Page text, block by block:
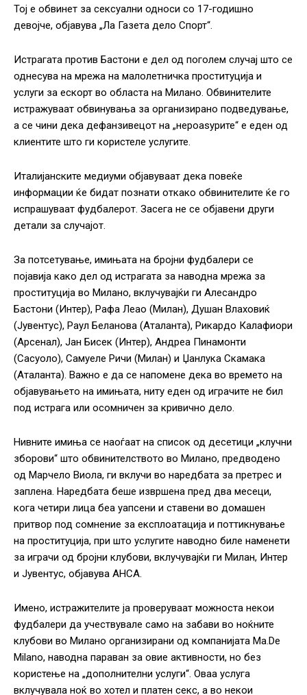
Тој е обвинет за сексуални односи со 17-годишно
девојче, објавува „Ла Газета дело Спорт“.
Истрагата против Бастони е дел од поголем случај што се
однесува на мрежа на малолетничка проституција и
услуги за ескорт во областа на Милано. Обвинителите
истражуваат обвинувања за организирано подведување,
а се чини дека дефанзивецот на „нероаѕурите“ е еден од
клиентите што ги користеле услугите.
Италијанските медиуми објавуваат дека повеќе
информации ќе бидат познати откако обвинителите ќе го
испрашуваат фудбалерот. Засега не се објавени други
детали за случајот.
За потсетување, имињата на бројни фудбалери се
појавија како дел од истрагата за наводна мрежа за
проституција во Милано, вклучувајќи ги Алесандро
Бастони (Интер), Рафа Леао (Милан), Душан Влаховиќ
(Јувентус), Раул Беланова (Аталанта), Рикардо Калафиори
(Арсенал), Јан Бисек (Интер), Андреа Пинамонти
(Сасуоло), Самуеле Ричи (Милан) и Џанлука Скамака
(Аталанта). Важно е да се напомене дека во времето на
објавувањето на имињата, ниту еден од играчите не бил
под истрага или осомничен за кривично дело.
Нивните имиња се наоѓаат на список од десетици „клучни
зборови“ што обвинителството во Милано, предводено
од Марчело Виола, ги вклучи во наредбата за претрес и
заплена. Наредбата беше извршена пред два месеци,
кога четири лица беа уапсени и ставени во домашен
притвор под сомнение за експлоатација и поттикнување
на проституција, при што услугите наводно биле наменети
за играчи од бројни клубови, вклучувајќи ги Милан, Интер
и Јувентус, објавува АНСА.
Имено, истражителите ја проверуваат можноста некои
фудбалери да учествувале само на забави во ноќните
клубови во Милано организирани од компанијата Ma.De
Milano, наводна параван за овие активности, но без
користење на „дополнителни услуги“. Оваа услуга
вклучувала ноќ во хотел и платен секс, а во некои